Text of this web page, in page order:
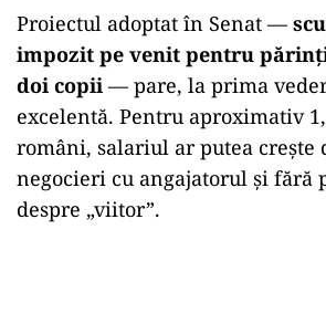
Proiectul adoptat în Senat —
impozit pe venit pentru
doi copii — pare, la prima
excelentă. Pentru aproximativ
români, salariul ar putea crește
negocieri cu angajatorul și fără
despre „viitor”.